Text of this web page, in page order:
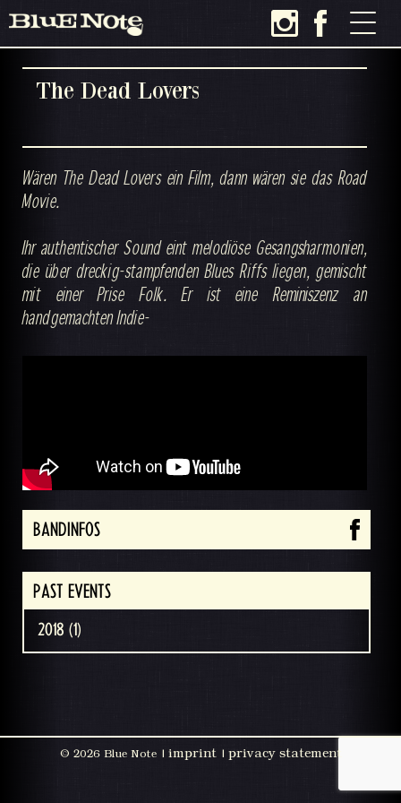
The Dead Lovers
Wären The Dead Lovers ein Film, dann wären sie das Road
Movie.
Ihr authentischer Sound eint melodiöse Gesangsharmonien,
die über dreckig-stampfenden Blues Riffs liegen, gemischt
mit einer Prise Folk. Er ist eine Reminiszenz an
handgemachten Indie-
BANDINFOS
PAST EVENTS
2018 (1)
© 2026 Blue Note | imprint| privacy statement